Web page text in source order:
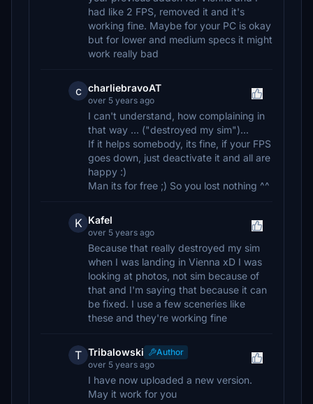
had like 2 FPS, removed it and it's
working fine. Maybe for your PC is okay
but for lower and medium specs it might
work really bad
c charliebravoAT
over 5 years ago
I can't understand, how complaining in
that way ... ("destroyed my sim")...
If it helps somebody, its fine, if your FPS
goes down, just deactivate it and all are
happy :)
Man its for free ;) So you lost nothing ^^
K Kafel
over 5 years ago
Because that really destroyed my sim
when I was landing in Vienna xD I was
looking at photos, not sim because of
that and I'm saying that because it can
be fixed. I use a few sceneries like
these and they're working fine
T Tribalowski
Author
over 5 years ago
I have now uploaded a new version.
May it work for you